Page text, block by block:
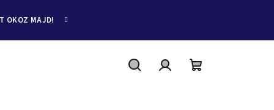
OKOZ MAJD!